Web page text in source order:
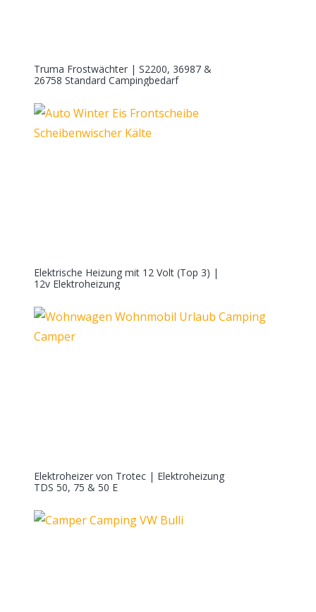
Truma Frostwächter | S2200, 36987 &
26758 Standard Campingbedarf
Elektrische Heizung mit 12 Volt (Top 3) |
12v Elektroheizung
Elektroheizer von Trotec | Elektroheizung
TDS 50, 75 & 50 E